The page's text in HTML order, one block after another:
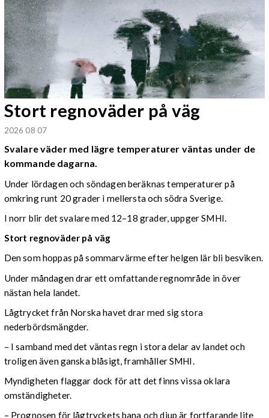
Stort regnoväder på väg
2026 08 07
Svalare väder med lägre temperaturer väntas under de
kommande dagarna.
Under lördagen och söndagen beräknas temperaturer på
omkring runt 20 grader i mellersta och södra Sverige.
I norr blir det svalare med 12–18 grader, uppger SMHI.
Stort regnoväder på väg
Den som hoppas på sommarvärme efter helgen lär bli besviken.
Under måndagen drar ett omfattande regnområde in över
nästan hela landet.
Lågtrycket från Norska havet drar med sig stora
nederbördsmängder.
– I samband med det väntas regn i stora delar av landet och
troligen även ganska blåsigt, framhåller SMHI.
Myndigheten flaggar dock för att det finns vissa oklara
omständigheter.
– Prognosen för lågtryckets bana och djup är fortfarande lite